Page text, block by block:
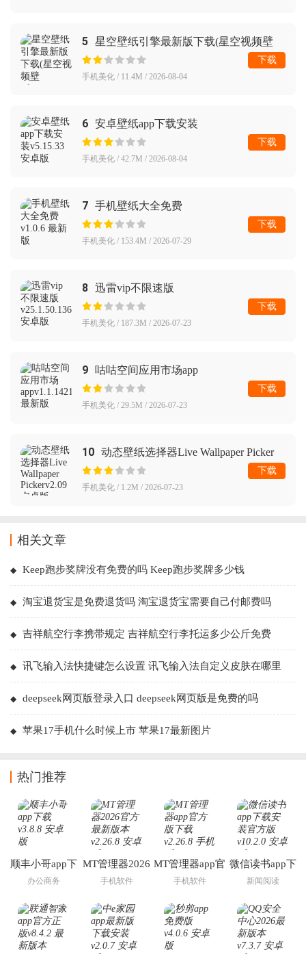
5 星空壁纸引擎最新版下载(星空视频壁
纸)
手机美化 / 11.4M / 2026-08-04
下载
6 安卓壁纸app下载安装
手机美化 / 42.7M / 2026-08-04
下载
7 手机壁纸大全免费
手机美化 / 153.4M / 2026-07-29
下载
8 迅雷vip不限速版
手机美化 / 187.3M / 2026-07-23
下载
9 咕咕空间应用市场app
手机美化 / 29.5M / 2026-07-23
下载
10 动态壁纸选择器Live Wallpaper Picker
手机美化 / 1.2M / 2026-07-23
下载
相关文章
Keep跑步奖牌没有免费的吗 Keep跑步奖牌多少钱
淘宝退货宝是免费退货吗 淘宝退货宝需要自己付邮费吗
吉祥航空行李携带规定 吉祥航空行李托运多少公斤免费
讯飞输入法快捷键怎么设置 讯飞输入法自定义皮肤在哪里
deepseek网页版登录入口 deepseek网页版是免费的吗
苹果17手机什么时候上市 苹果17最新图片
热门推荐
顺丰小哥app下
载
办公商务
MT管理器2026
官方最新版本
手机软件
MT管理器app官
方版下载
手机软件
微信读书app下
载安装官方版
新闻阅读